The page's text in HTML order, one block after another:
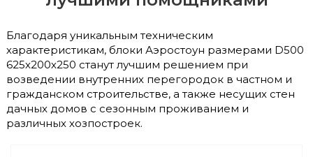
Благодаря уникальным техническим
характеристикам, блоки Аэростоун размерами D500
625х200х250 станут лучшим решением при
возведении внутренних перегородок в частном и
гражданском строительстве, а также несущих стен
дачных домов с сезонным проживанием и
различных хозпостроек.